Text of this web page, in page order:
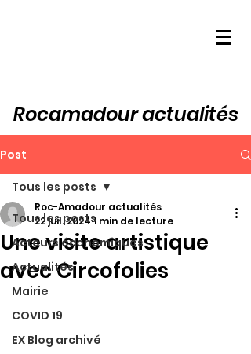
Rocamadour actualités
Post
Tous les posts
Acteurs économiques
Actualités
Mairie
COVID 19
EX Blog archivé
Tous les posts
Une visite artistique
avec Circofolies
Roc-Amadour actualités
22 juil. 2024 1 min de lecture